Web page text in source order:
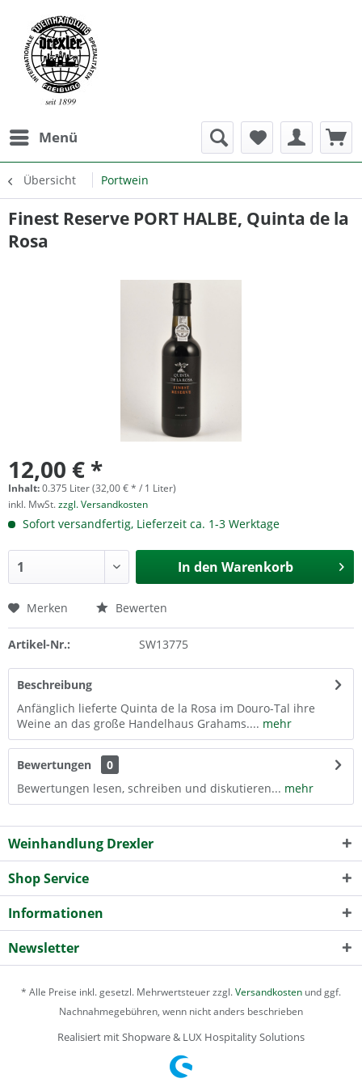
Menü
Übersicht Portwein
Finest Reserve PORT HALBE, Quinta de la
Rosa
12,00 € *
Inhalt:0.375 Liter (32,00 € * / 1 Liter)
inkl. MwSt.zzgl. Versandkosten
Sofort versandfertig, Lieferzeit ca. 1-3 Werktage
In den Warenkorb
Merken Bewerten
Artikel-Nr.: SW13775
Beschreibung
Anfänglich lieferte Quinta de la Rosa im Douro-Tal ihre
Weine an das große Handelhaus Grahams.... mehr
Bewertungen
0
Bewertungen lesen, schreiben und diskutieren... mehr
Weinhandlung Drexler
Shop Service
Informationen
Newsletter
* Alle Preise inkl. gesetzl. Mehrwertsteuer zzgl.Versandkosten und ggf.
Nachnahmegebühren, wenn nicht anders beschrieben
Realisiert mit Shopware & LUX Hospitality Solutions